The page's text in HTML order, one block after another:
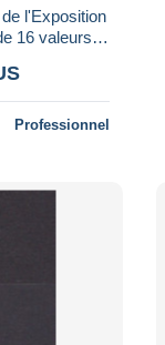
l'Exposition
16 valeurs
Professionnel